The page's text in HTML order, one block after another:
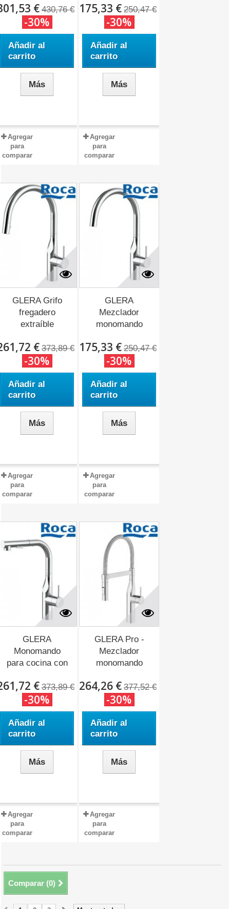
€ 430,76 €
-30%
Añadir al
carrito
Más
Agregar
para
comparar
175,33 € 250,47 €
-30%
Añadir al
carrito
Más
Agregar
para
comparar
GLERA Grifo
fregadero
extraíble
€ 373,89 €
-30%
Añadir al
carrito
Más
Agregar
para
comparar
GLERA
Mezclador
monomando
con...
175,33 € 250,47 €
-30%
Añadir al
carrito
Más
Agregar
para
comparar
GLERA
Monomando
para cocina con
€ 373,89 €
-30%
Añadir al
carrito
Más
Agregar
para
comparar
GLERA Pro -
Mezclador
monomando
264,26 € 377,52 €
-30%
Añadir al
carrito
Más
Agregar
para
comparar
Comparar (0)